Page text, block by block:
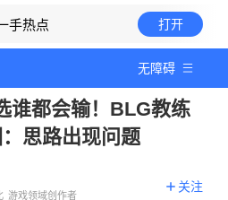
手热点 打开
无障碍
谁都会输！BLG教练
思路出现问题
游戏领域创作者
关注